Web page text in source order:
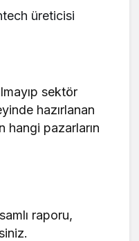
üreticisi
sektör
hazırlanan
hangi pazarların
raporu,